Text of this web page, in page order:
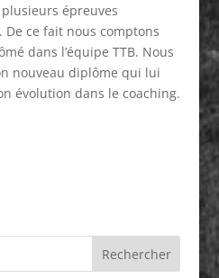
épreuves
ce fait nous comptons
dans l’équipe TTB. Nous
nouveau diplôme qui lui
évolution dans le coaching.